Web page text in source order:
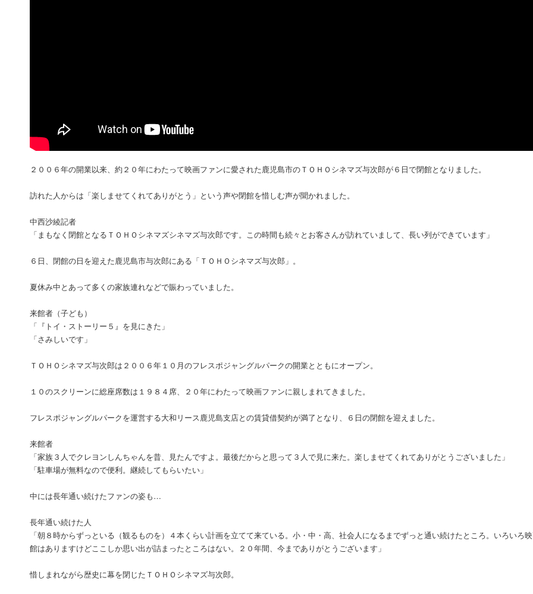
２００６年の開業以来、約２０年にわたって映画ファンに愛された鹿児島市のＴＯＨＯシネマズ与次郎が６日で閉館となりました。
訪れた人からは「楽しませてくれてありがとう」という声や閉館を惜しむ声が聞かれました。
中西沙綾記者
「まもなく閉館となるＴＯＨＯシネマズシネマズ与次郎です。この時間も続々とお客さんが訪れていまして、長い列ができています」
６日、閉館の日を迎えた鹿児島市与次郎にある「ＴＯＨＯシネマズ与次郎」。
夏休み中とあって多くの家族連れなどで賑わっていました。
来館者（子ども）
「『トイ・ストーリー５』を見にきた」
「さみしいです」
ＴＯＨＯシネマズ与次郎は２００６年１０月のフレスポジャングルパークの開業とともにオープン。
１０のスクリーンに総座席数は１９８４席、２０年にわたって映画ファンに親しまれてきました。
フレスポジャングルパークを運営する大和リース鹿児島支店との賃貸借契約が満了となり、６日の閉館を迎えました。
来館者
「家族３人でクレヨンしんちゃんを昔、見たんですよ。最後だからと思って３人で見に来た。楽しませてくれてありがとうございました」
「駐車場が無料なので便利。継続してもらいたい」
中には長年通い続けたファンの姿も…
長年通い続けた人
「朝８時からずっといる（観るものを）４本くらい計画を立てて来ている。小・中・高、社会人になるまでずっと通い続けたところ。いろいろ
館はありますけどここしか思い出が詰まったところはない。２０年間、今までありがとうございます」
惜しまれながら歴史に幕を閉じたＴＯＨＯシネマズ与次郎。